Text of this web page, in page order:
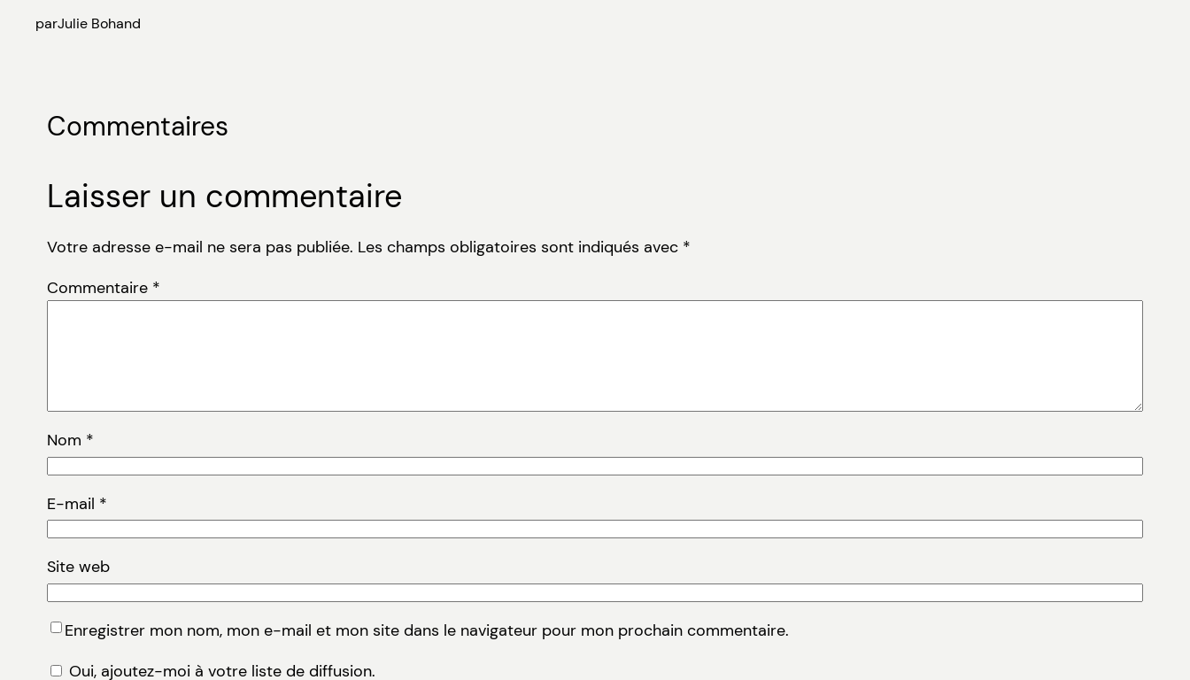
parJulie Bohand
Commentaires
Laisser un commentaire
Votre adresse e-mail ne sera pas publiée. Les champs obligatoires sont indiqués avec *
Commentaire *
Nom *
E-mail *
Site web
Enregistrer mon nom, mon e-mail et mon site dans le navigateur pour mon prochain commentaire.
Oui, ajoutez-moi à votre liste de diffusion.